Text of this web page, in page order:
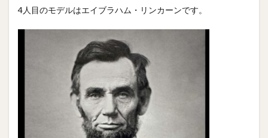
4人目のモデルはエイブラハム・リンカーンです。